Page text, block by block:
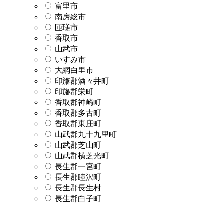
富里市
南房総市
匝瑳市
香取市
山武市
いすみ市
大網白里市
印旛郡酒々井町
印旛郡栄町
香取郡神崎町
香取郡多古町
香取郡東庄町
山武郡九十九里町
山武郡芝山町
山武郡横芝光町
長生郡一宮町
長生郡睦沢町
長生郡長生村
長生郡白子町